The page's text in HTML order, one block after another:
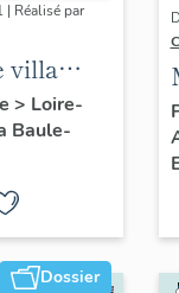
| Réalisé par
villa
12
> Loire-
Baule-
Dossier